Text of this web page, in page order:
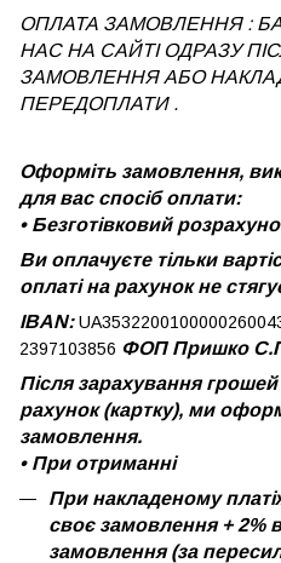
ОПЛАТА ЗАМОВЛЕННЯ :
НАС НА САЙТІ ОДРАЗУ
ЗАМОВЛЕННЯ АБО
ПЕРЕДОПЛАТИ .
Оформіть замовлення,
для вас спосіб оплати:
• Безготівковий
Ви оплачуєте тільки
оплаті на рахунок не
IBAN:
2397103856 ФОП Пришко
Після зарахування
рахунок (картку), ми
замовлення.
•При отриманні
При накладеному
своє замовлення + 2%
замовлення (за